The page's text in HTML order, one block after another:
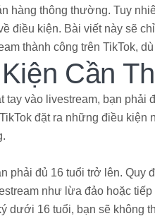
hàng thông thường. Tuy
điều kiện. Bài viết này sẽ
thành công trên TikTok,
Cần
tay vào livestream, bạn phải
đặt ra những điều
phải đủ 16 tuổi trở lên. Quy
như lừa đảo hoặc
dưới 16 tuổi, bạn sẽ không